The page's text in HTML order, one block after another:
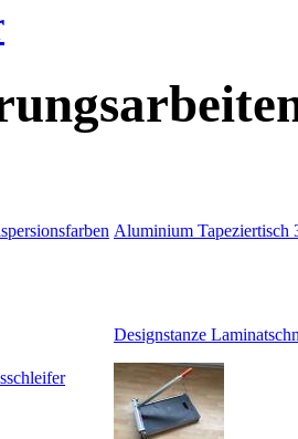
Aluminium Tapeziertisch
Designstanze